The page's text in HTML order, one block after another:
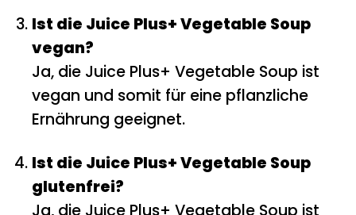
Ist die Juice Plus+ Vegetable Soup
vegan?
Ja, die Juice Plus+ Vegetable Soup ist
vegan und somit für eine pflanzliche
Ernährung geeignet.
Ist die Juice Plus+ Vegetable Soup
glutenfrei?